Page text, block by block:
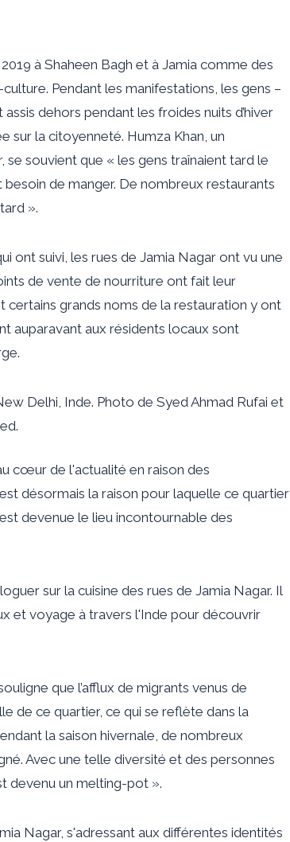
à Shaheen Bagh et à Jamia comme des
Pendant les manifestations, les gens –
dehors pendant les froides nuits d’hiver
la citoyenneté. Humza Khan, un
se souvient que « les gens traînaient tard le
de manger. De nombreux restaurants
».
ont suivi, les rues de Jamia Nagar ont vu une
de vente de nourriture ont fait leur
certains grands noms de la restauration y ont
auparavant aux résidents locaux sont
Delhi, Inde. Photo de Syed Ahmad Rufai et
cœur de l'actualité en raison des
désormais la raison pour laquelle ce quartier
devenue le lieu incontournable des
sur la cuisine des rues de Jamia Nagar. Il
et voyage à travers l'Inde pour découvrir
que l’afflux de migrants venus de
de ce quartier, ce qui se reflète dans la
la saison hivernale, de nombreux
Avec une telle diversité et des personnes
devenu un melting-pot ».
Nagar, s'adressant aux différentes identités